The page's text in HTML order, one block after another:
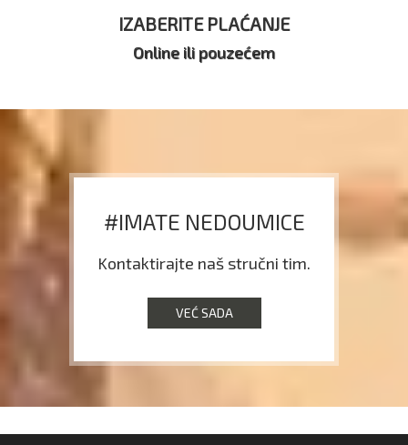
IZABERITE PLAĆANJE
Online ili pouzećem
#IMATE NEDOUMICE
Kontaktirajte naš stručni tim.
VEĆ SADA